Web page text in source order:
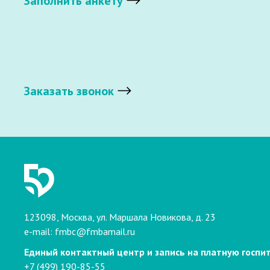
Заказать звонок
123098, Москва, ул. Маршала Новикова, д. 23
e-mail: fmbc@fmbamail.ru
Единый контактный центр и запись на платную
+7 (499) 190-85-55